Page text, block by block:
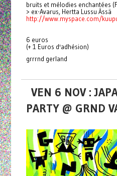
bruits et mélodies enchantées
> ex-Avarus, Hertta Lussu Ässä
http://www.myspace.com/
6 euros
(+ 1 Euros d'adhésion)
grrrnd gerland
VEN 6 NOV :
PARTY @ GRND